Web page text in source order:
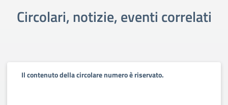
Circolari, notizie, eventi correlati
Il contenuto della circolare numero è riservato.